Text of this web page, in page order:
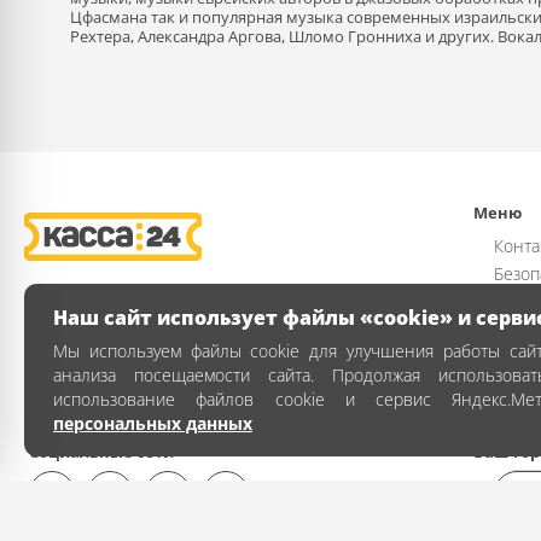
Цфасмана так и популярная музыка современных
Рехтера, Александра Аргова, Шломо Гронниха и других.
Меню
Как
Социальные сети Ваш
Наш сайт использует файлы «cookie» и
Мы используем файлы cookie для улучшения работы
анализа посещаемости сайта. Продолжая
использование файлов cookie и сервис
персональных данных